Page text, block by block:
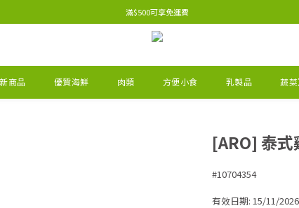
滿$500可享免運費
商品 優質海鮮 肉類 方便小食 乳製品 蔬
[ARO] 泰式
#10704354
有效日期: 15/11/2026